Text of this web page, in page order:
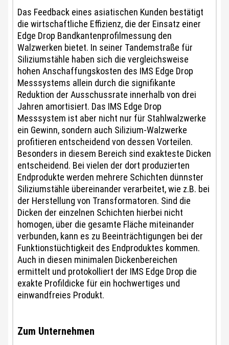
Das Feedback eines asiatischen Kunden bestätigt
die wirtschaftliche Effizienz, die der Einsatz einer
Edge Drop Bandkantenprofilmessung den
Walzwerken bietet. In seiner Tandemstraße für
Siliziumstähle haben sich die vergleichsweise
hohen Anschaffungskosten des IMS Edge Drop
Messsystems allein durch die signifikante
Reduktion der Ausschussrate innerhalb von drei
Jahren amortisiert. Das IMS Edge Drop
Messsystem ist aber nicht nur für Stahlwalzwerke
ein Gewinn, sondern auch Silizium-Walzwerke
profitieren entscheidend von dessen Vorteilen.
Besonders in diesem Bereich sind exakteste Dicken
entscheidend. Bei vielen der dort produzierten
Endprodukte werden mehrere Schichten dünnster
Siliziumstähle übereinander verarbeitet, wie z.B. bei
der Herstellung von Transformatoren. Sind die
Dicken der einzelnen Schichten hierbei nicht
homogen, über die gesamte Fläche miteinander
verbunden, kann es zu Beeinträchtigungen bei der
Funktionstüchtigkeit des Endproduktes kommen.
Auch in diesen minimalen Dickenbereichen
ermittelt und protokolliert der IMS Edge Drop die
exakte Profildicke für ein hochwertiges und
einwandfreies Produkt.
Zum Unternehmen